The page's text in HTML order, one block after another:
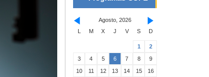
Agosto, 2026
L
M X J V S D
1
2
3
4 5 6 7 8
9
10
11 12 13 14 15
16